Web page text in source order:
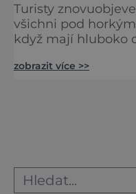
Turisty
všichni pod
když mají hluboko
ale v těle mají oheň
zobrazit více >>